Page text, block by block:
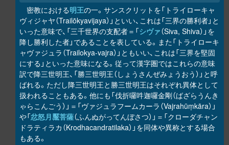
密教における明王の一。サンスクリットを「トライローキャ
ヴィジャヤ（Trailōkyavijaya）」といい、これは「三界の勝利者」と
いった意味で、「三千世界の支配者＝「シヴァ（Siva, Shiva）」を
降し勝利した者」であることを表している。また「トライローキ
ャヴァジュラ（Trailokya-vajra）」ともいい、これは「三界を堅固
にする」といった意味になる。従って漢字圏ではこれらの意味
訳で降三世明王、「勝三世明王（しょうさんぜみょうおう）」と呼
ばれる。ただし降三世明王と勝三世明王はそれぞれ異体として
扱われることもある。他にも「伐折囉吽迦囉金剛（ばざらうんき
ゃらこんごう）」＝「ヴァジュラフームカーラ（Vajrahūṃkāra）」
や「忿怒月黶菩薩（ふんぬがってんぼさつ）」＝「クローダチャン
ドラティラカ（Krodhacandratilaka）」を同体や異称とする場合
もある。